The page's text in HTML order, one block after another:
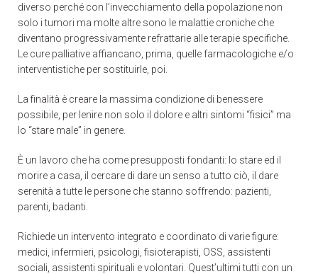
diverso perché con l’invecchiamento della popolazione non
solo i tumori ma molte altre sono le malattie croniche che
diventano progressivamente refrattarie alle terapie specifiche.
Le cure palliative affiancano, prima, quelle farmacologiche e/o
interventistiche per sostituirle, poi.
La finalità è creare la massima condizione di benessere
possibile, per lenire non solo il dolore e altri sintomi “fisici” ma
lo “stare male” in genere.
È un lavoro che ha come presupposti fondanti: lo stare ed il
morire a casa, il cercare di dare un senso a tutto ciò, il dare
serenità a tutte le persone che stanno soffrendo: pazienti,
parenti, badanti.
Richiede un intervento integrato e coordinato di varie figure:
medici, infermieri, psicologi, fisioterapisti, OSS, assistenti
sociali, assistenti spirituali e volontari. Quest’ultimi tutti con un